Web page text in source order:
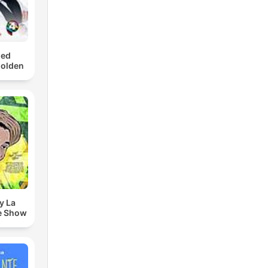
La
Show